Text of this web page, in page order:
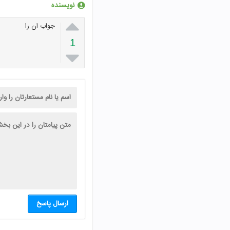
نویسنده

1

جواب ان را
ارسال پاسخ